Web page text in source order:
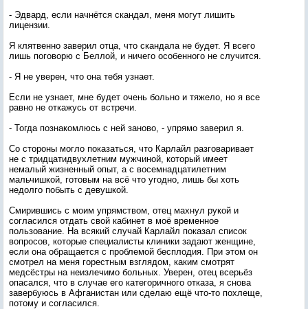
- Эдвард, если начнётся скандал, меня могут лишить
лицензии.
Я клятвенно заверил отца, что скандала не будет. Я всего
лишь поговорю с Беллой, и ничего особенного не случится.
- Я не уверен, что она тебя узнает.
Если не узнает, мне будет очень больно и тяжело, но я все
равно не откажусь от встречи.
- Тогда познакомлюсь с ней заново, - упрямо заверил я.
Со стороны могло показаться, что Карлайл разговаривает
не с тридцатидвухлетним мужчиной, который имеет
немалый жизненный опыт, а с восемнадцатилетним
мальчишкой, готовым на всё что угодно, лишь бы хоть
недолго побыть с девушкой.
Смирившись с моим упрямством, отец махнул рукой и
согласился отдать свой кабинет в моё временное
пользование. На всякий случай Карлайл показал список
вопросов, которые специалисты клиники задают женщине,
если она обращается с проблемой бесплодия. При этом он
смотрел на меня горестным взглядом, каким смотрят
медсёстры на неизлечимо больных. Уверен, отец всерьёз
опасался, что в случае его категоричного отказа, я снова
завербуюсь в Афганистан или сделаю ещё что-то похлеще,
потому и согласился.